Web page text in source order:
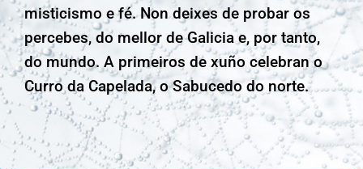
misticismo e fé. Non deixes de probar os
percebes, do mellor de Galicia e, por tanto,
do mundo. A primeiros de xuño celebran o
Curro da Capelada, o Sabucedo do norte.